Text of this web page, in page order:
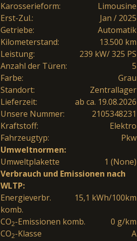
Karosserieform:
Limousine
Erst-Zul.:
Jan / 2025
Getriebe:
Automatik
Kilometerstand:
13.500 km
Leistung:
239 kW/ 325 PS
Anzahl der Türen:
5
Farbe:
Grau
Standort:
Zentrallager
Lieferzeit:
ab ca. 19.08.2026
Unsere Nummer:
2105348231
Kraftstoff:
Elektro
Fahrzeugtyp:
Pkw
Umweltnormen:
Umweltplakette
1 (None)
Verbrauch und Emissionen nach
WLTP:
Energieverbr.
komb.
15,1 kWh/100km
CO2-Emissionen komb.
0 g/km
CO2-Klasse A